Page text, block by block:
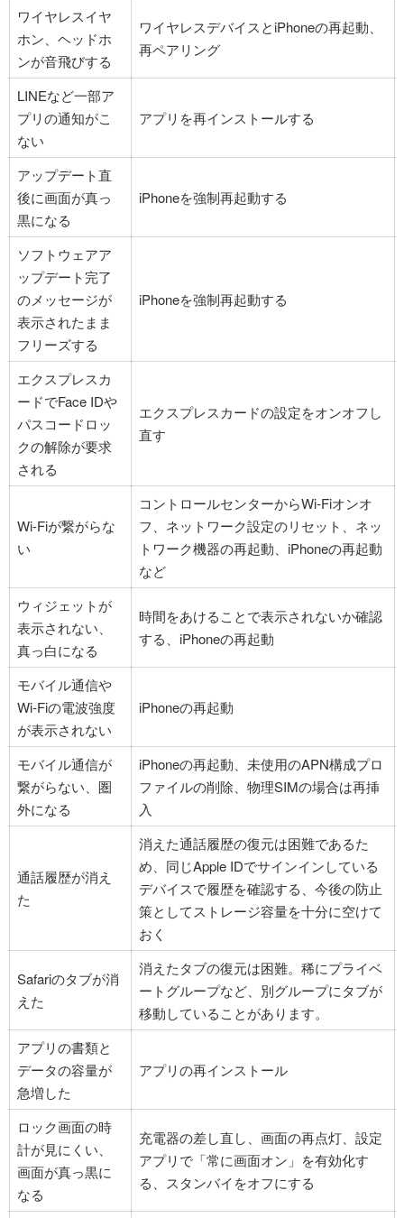
ワイヤレスイヤ
ホン、ヘッドホ
ンが音飛びする
ワイヤレスデバイスとiPhoneの再起動、
再ペアリング
LINEなど一部ア
プリの通知がこ
ない
アプリを再インストールする
アップデート直
後に画面が真っ
黒になる
iPhoneを強制再起動する
ソフトウェアア
ップデート完了
のメッセージが
表示されたまま
フリーズする
iPhoneを強制再起動する
エクスプレスカ
ードでFace IDや
パスコードロッ
クの解除が要求
される
エクスプレスカードの設定をオンオフし
直す
Wi-Fiが繋がらな
い
コントロールセンターからWi-Fiオンオ
フ、ネットワーク設定のリセット、ネッ
トワーク機器の再起動、iPhoneの再起動
など
ウィジェットが
表示されない、
真っ白になる
時間をあけることで表示されないか確認
する、iPhoneの再起動
モバイル通信や
Wi-Fiの電波強度
が表示されない
iPhoneの再起動
モバイル通信が
繋がらない、圏
外になる
iPhoneの再起動、未使用のAPN構成プロ
ファイルの削除、物理SIMの場合は再挿
入
通話履歴が消え
た
消えた通話履歴の復元は困難であるた
め、同じApple IDでサインインしている
デバイスで履歴を確認する、今後の防止
策としてストレージ容量を十分に空けて
おく
Safariのタブが消
えた
消えたタブの復元は困難。稀にプライベ
ートグループなど、別グループにタブが
移動していることがあります。
アプリの書類と
データの容量が
急増した
アプリの再インストール
ロック画面の時
計が見にくい、
画面が真っ黒に
なる
充電器の差し直し、画面の再点灯、設定
アプリで「常に画面オン」を有効化す
る、スタンバイをオフにする